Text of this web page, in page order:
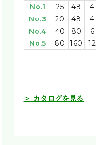
No.1 25 48 4
No.3
20 48 4
No.4
40 80 6
No.5
80 160 12
＞ カタログを見る